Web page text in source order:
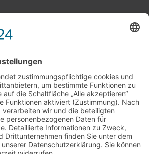
AGB & Widerruf
Liefer- und Versandkosten
Online-Streitbeilegung
Datenschutzerklärung
Kontakt